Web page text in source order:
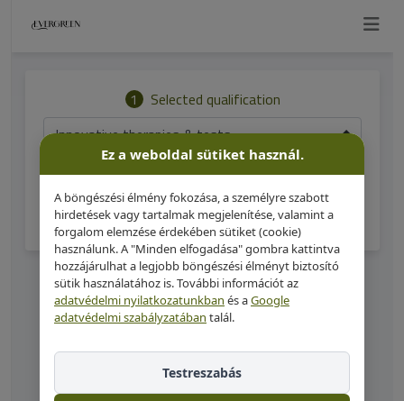
Ez a weboldal sütiket használ.
A böngészési élmény fokozása, a személyre szabott
hirdetések vagy tartalmak megjelenítése, valamint a
forgalom elemzése érdekében sütiket (cookie)
használunk. A "Minden elfogadása" gombra kattintva
hozzájárulhat a legjobb böngészési élményt biztosító
sütik használatához is. További információt az
adatvédelmi nyilatkozatunkban és aGoogle
adatvédelmi szabályzatában talál.
Testreszabás